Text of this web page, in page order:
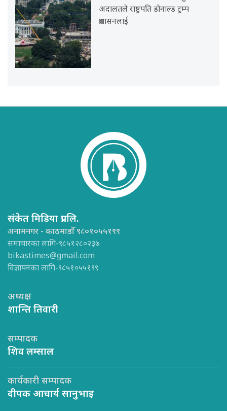
अदालतले राष्ट्रपति डोनाल्ड ट्रम्प
प्रशासनलाई
संकेत मिडिया प्रा.लि.
अनामनगर - काठमाडौँ ९८०१०५५१९९
समाचारका लागि-९८५१२८०२३७
bikastimes@gmail.com
विज्ञापनका लागि-९८५१०५५१९९
अध्यक्ष
शान्ति तिवारी
सम्पादक
शिव लम्साल
कार्यकारी सम्पादक
दीपक आचार्य सानुभाइ